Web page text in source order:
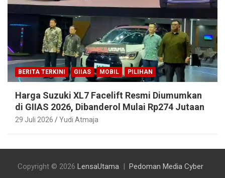
BERITA TERKINI GIIAS MOBIL PILIHAN
Harga Suzuki XL7 Facelift Resmi Diumumkan
di GIIAS 2026, Dibanderol Mulai Rp274 Jutaan
29 Juli 2026 Yudi Atmaja
Copyright © 2026 LensaUtama Pedoman Media Cyber